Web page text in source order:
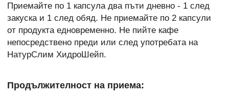
Приемайте по 1 капсула два пъти дневно - 1 след
закуска и 1 след обяд. Не приемайте по 2 капсули
от продукта едновременно. Не пийте кафе
непосредствено преди или след употребата на
НатурСлим ХидроШейп.
Продължителност на приема: